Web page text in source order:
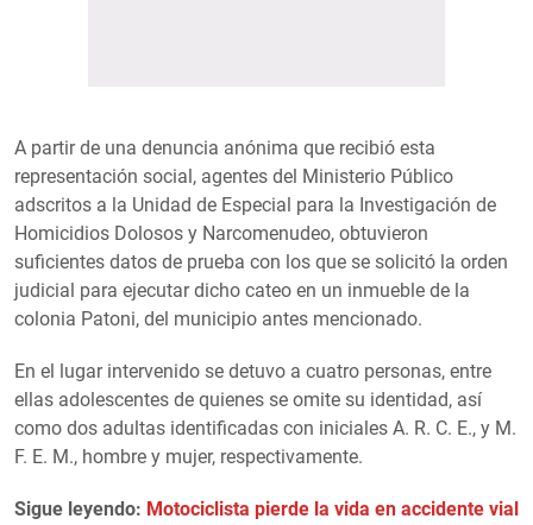
A partir de una denuncia anónima que recibió esta
representación social, agentes del Ministerio Público
adscritos a la Unidad de Especial para la Investigación de
Homicidios Dolosos y Narcomenudeo, obtuvieron
suficientes datos de prueba con los que se solicitó la orden
judicial para ejecutar dicho cateo en un inmueble de la
colonia Patoni, del municipio antes mencionado.
En el lugar intervenido se detuvo a cuatro personas, entre
ellas adolescentes de quienes se omite su identidad, así
como dos adultas identificadas con iniciales A. R. C. E., y M.
F. E. M., hombre y mujer, respectivamente.
Sigue leyendo: Motociclista pierde la vida en accidente vial